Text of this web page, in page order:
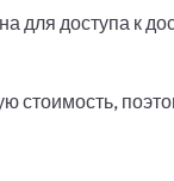
для доступа к
стоимость,